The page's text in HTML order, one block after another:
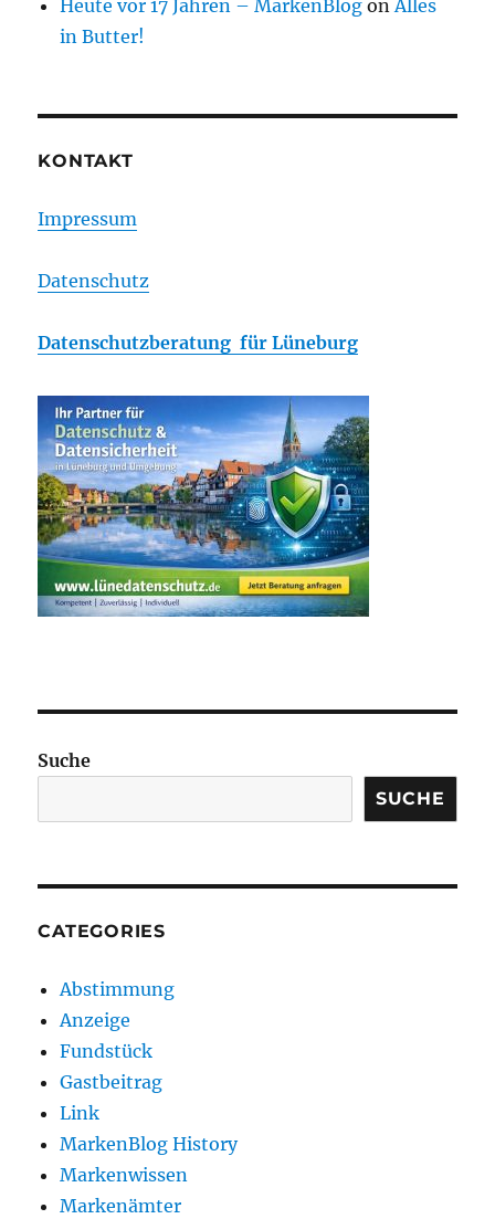
Heute vor 17 Jahren – MarkenBlog onAlles
in Butter!
KONTAKT
Impressum
Datenschutz
Datenschutzberatung für Lüneburg
Suche
SUCHE
CATEGORIES
Abstimmung
Anzeige
Fundstück
Gastbeitrag
Link
MarkenBlog History
Markenwissen
Markenämter